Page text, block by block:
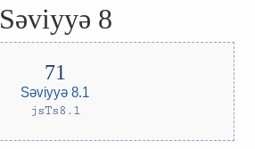
Səviyyə 8
Səviyyə 8.1
jsTs8.1